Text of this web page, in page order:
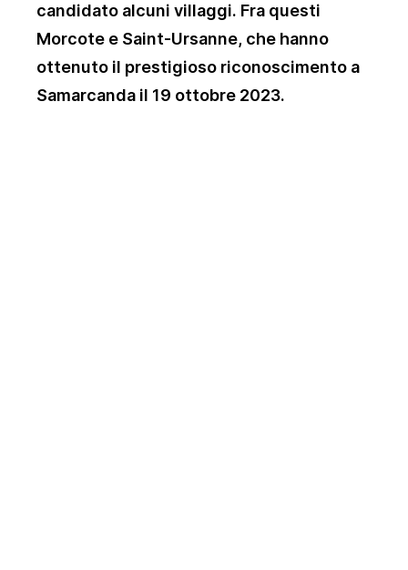
candidato alcuni villaggi. Fra questi
Morcote e Saint-Ursanne, che hanno
ottenuto il prestigioso riconoscimento a
Samarcanda il 19 ottobre 2023.